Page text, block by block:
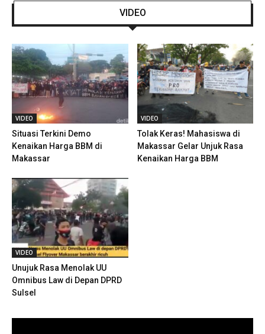
VIDEO
VIDEO
Situasi Terkini Demo
Kenaikan Harga BBM di
Makassar
VIDEO
Tolak Keras! Mahasiswa di
Makassar Gelar Unjuk Rasa
Kenaikan Harga BBM
VIDEO
Unujuk Rasa Menolak UU
Omnibus Law di Depan DPRD
Sulsel